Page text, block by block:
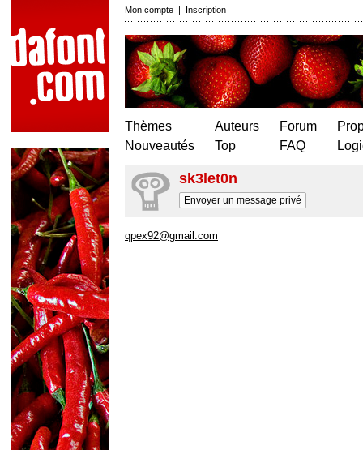
Mon compte | Inscription
Thèmes
Nouveautés
Auteurs
Top
Forum
FAQ
sk3let0n
Envoyer un message privé
qpex92@gmail.com